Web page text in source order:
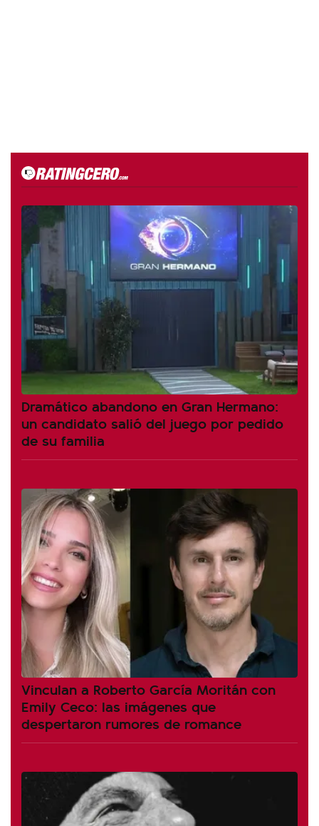
Dramático abandono en Gran Hermano:
un candidato salió del juego por pedido
de su familia
Vinculan a Roberto García Moritán con
Emily Ceco: las imágenes que
despertaron rumores de romance